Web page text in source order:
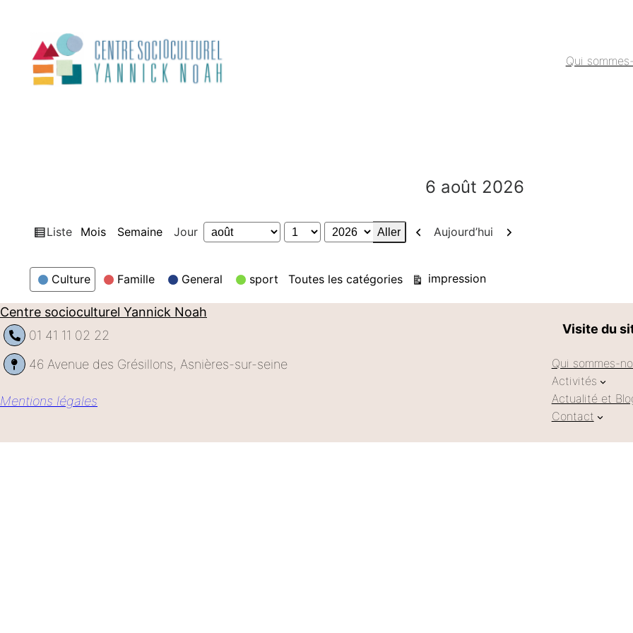
contenu
Qui
6 août 2026
Vue
Liste Mois Semaine Jour
Mois
Jour
Année
Précédent
Aujourd’hui Suivant
Catégories
Culture Famille General sport Toutes les catégories Vue
impression
Centre socioculturel Yannick Noah
01 41 11 02 22
46 Avenue des Grésillons, Asnières-sur-seine
Mentions légales
Visite du
Qui sommes-
Activités
Actualité et
Contact